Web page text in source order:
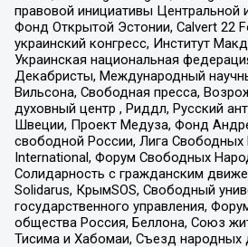
правовой инициативы Центральной
Фонд Открытой Эстонии, Calvert 22
украинский конгресс, Институт
Украинская национальная
Декабристы, Международный
Вильсона, Свободная пресса,
духовный центр , Риддл, Русский
Швеции, Проект Медуза, Фонд
свободной России, Лига Свободных
International, Форум Свободных
Солидарность с гражданским
Solidarus, КрымSOS, Свободный
государственного управления,
общества Россия, Беллона, Союз
Тисима и Хабомаи, Съезд народных